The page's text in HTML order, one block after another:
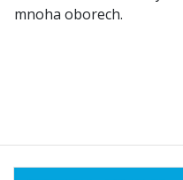
mnoha oborech.